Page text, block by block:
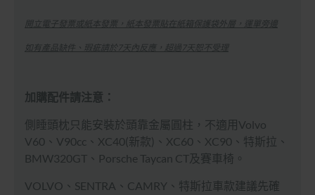
開立電子發票或紙本發票，紙本發票貼在紙箱保護袋外層，運單旁邊
如有產品缺件、瑕疵請於7天內反應，超過7天恕不受理
加購配件請注意：
側睡頭枕只能安裝於頭靠金屬圓柱，不適用Volvo
V60、V90cc、XC40(新款)、XC60、XC90、特斯拉、
BMW320GT、Porsche Taycan CT及賽車椅。
VOLVO、SENTRA、CAMRY、特斯拉車款建議先確